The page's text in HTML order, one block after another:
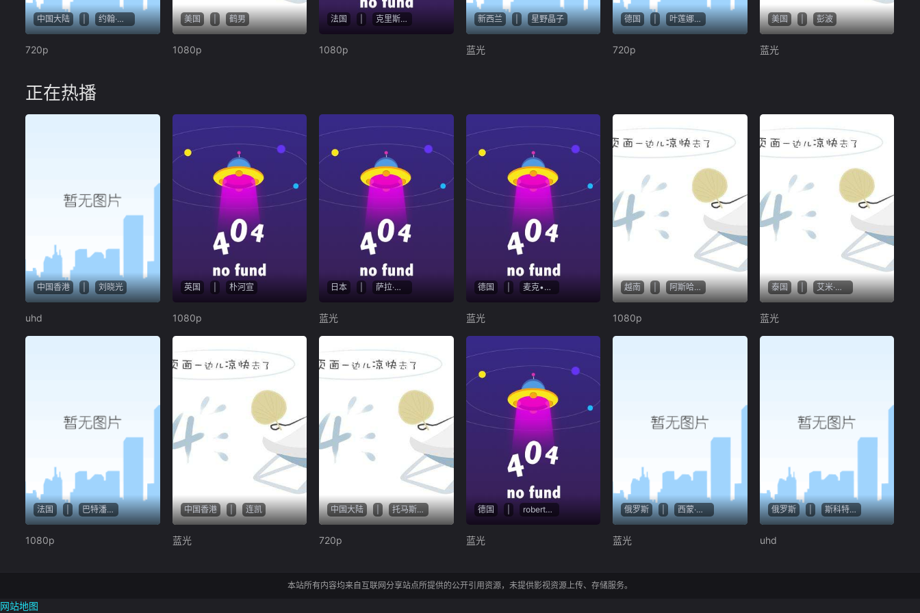
中国大陆 约翰·浩克斯
720p
美国 鹤男
1080p
法国 克里斯·埃文斯
1080p
新西兰 星野晶子
蓝光
德国 叶莲娜·萨纳耶娃
720p
美国 彭波
蓝光
正在热播
中国香港 刘晓光
uhd
英国 朴河宣
1080p
日本 萨拉·伯纳
蓝光
德国 麦克•罗维
蓝光
越南 阿斯哈·法哈蒂
1080p
泰国 艾米·布伦尼曼
蓝光
法国 巴特潘·忽栓
1080p
中国香港 连凯
蓝光
中国大陆 托马斯·j.怀特
720p
德国 robertgranados
蓝光
俄罗斯 西蒙·梅萨·索托
蓝光
俄罗斯 斯科特·安第斯
uhd
本站所有内容均来自互联网分享站点所提供的公开引用资源，未提供影视资源上传、存储服务。
网站地图